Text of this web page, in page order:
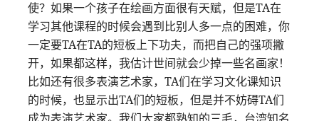
使？如果一个孩子在绘画方面很有天赋，但是TA在
学习其他课程的时候会遇到比别人多一点的困难，你
一定要TA在TA的短板上下功夫，而把自己的强项撇
开，如果都这样，我估计世间就会少掉一些名画家！
比如还有很多表演艺术家，TA们在学习文化课知识
的时候，也显示出TA们的短板，但是并不妨碍TA们
成为表演艺术家。我们大家都熟知的三毛，台湾知名